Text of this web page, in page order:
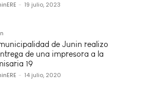
- 19 julio, 2023
de Junin realizo
de una impresora a la
19
- 14 julio, 2020